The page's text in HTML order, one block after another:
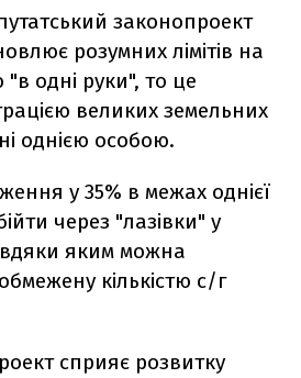
законопроект
розумних лімітів на
одні руки", то це
великих земельних
однією особою.
у 35% в межах однієї
через "лазівки" у
яким можна
кількістю с/г
сприяє розвитку